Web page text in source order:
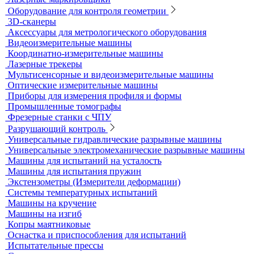
Системы обследования объектов
Электрический контроль
Дефектоскопы электроискровые
Автоматизация и роботизация
Автоматизация производственных процессов
Оборудование для контроля качества геометрии
Вертикальные фрезерные станки по металлу
Комлектующие для КИМ
Лазерные маркировщики
Оборудование для контроля геометрии
3D-сканеры
Аксессуары для метрологического оборудования
Видеоизмерительные машины
Координатно-измерительные машины
Лазерные трекеры
Мультисенсорные и видеоизмерительные машины
Оптические измерительные машины
Приборы для измерения профиля и формы
Промышленные томографы
Фрезерные станки с ЧПУ